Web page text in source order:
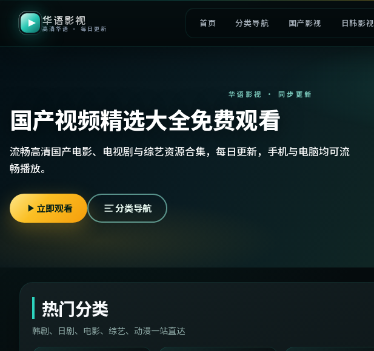
华语影视
高清华语 · 每日更新 首页 分类导航 国产影视 日韩影视
华语影视 · 同步更新
国产视频精选大全免费观看
流畅高清国产电影、电视剧与综艺资源合集，每日更新，手机与电脑均可流
畅播放。
立即观看 分类导航
热门分类
韩剧、日剧、电影、综艺、动漫一站直达